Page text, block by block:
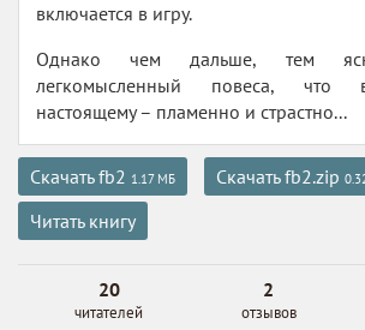
включается в игру.
Однако чем дальше, тем
легкомысленный повеса, что
настоящему – пламенно и страстно...
Скачать fb2 1.17 МБ Скачать fb2.zip
Читать книгу
20
читателей
2
отзывов